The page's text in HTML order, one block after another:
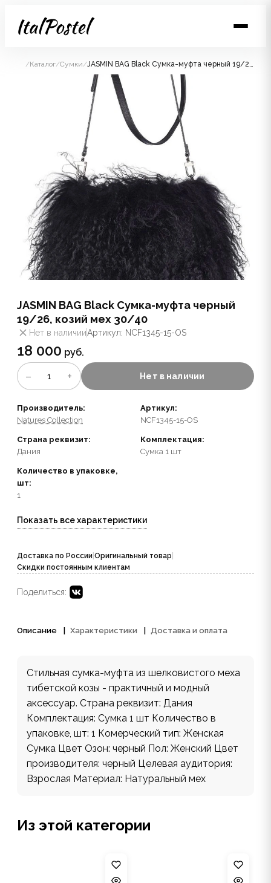
/Каталог/Сумки/ JASMIN BAG Black Сумка-муфта черный 19/26, козий мех 30/40
JASMIN BAG Black Сумка-муфта черный
19/26, козий мех 30/40
Нет в наличииАртикул: NCF1345-15-OS
18 000 руб.
− 1 + Нет в наличии
Производитель:
Natures Collection
Артикул:
NCF1345-15-OS
Страна реквизит:
Дания
Комплектация:
Сумка 1 шт
Количество в упаковке,
шт:
1
Показать все характеристики
Доставка по России Оригинальный товар
Скидки постоянным клиентам
Поделиться:
Описание Характеристики Доставка и оплата
Стильная сумка-муфта из шелковистого меха
тибетской козы - практичный и модный
аксессуар. Страна реквизит: Дания
Комплектация: Сумка 1 шт Количество в
упаковке, шт: 1 Комерческий тип: Женская
Сумка Цвет Озон: черный Пол: Женский Цвет
производителя: черный Целевая аудитория:
Взрослая Материал: Натуральный мех
Из этой категории